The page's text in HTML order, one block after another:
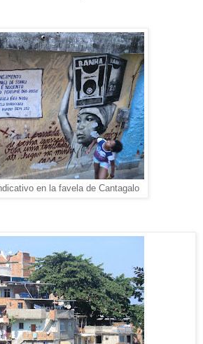
en la favela de Cantagalo